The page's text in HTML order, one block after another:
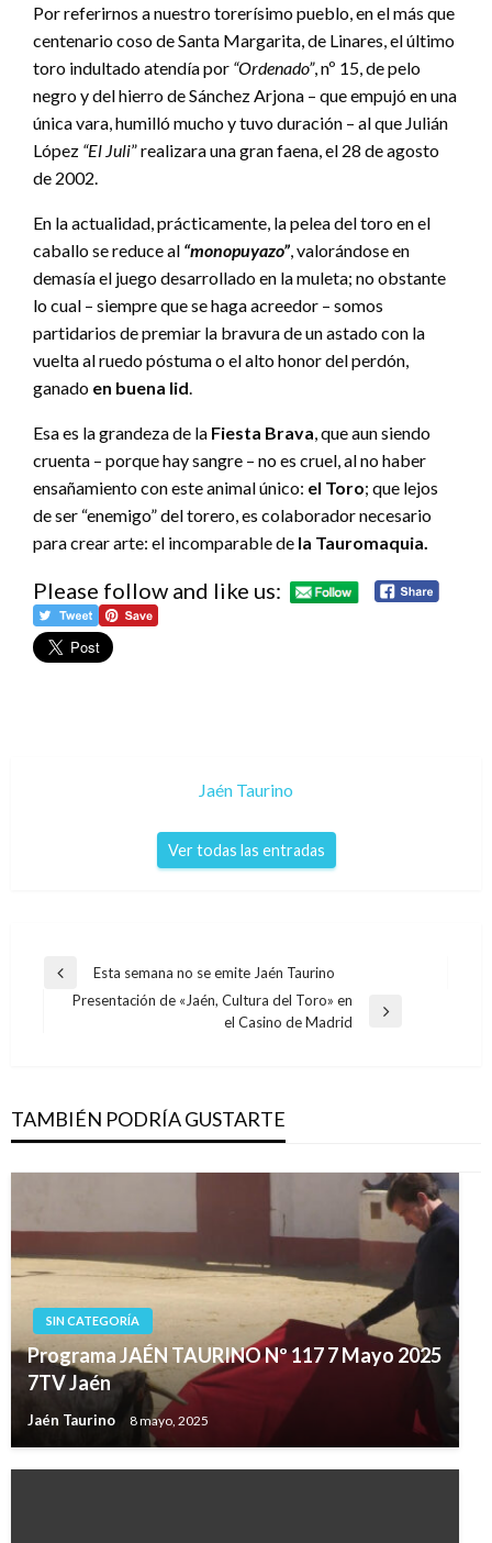
Por referirnos a nuestro torerísimo pueblo, en el más que
centenario coso de Santa Margarita, de Linares, el último
toro indultado atendía por “Ordenado”, nº 15, de pelo
negro y del hierro de Sánchez Arjona – que empujó en una
única vara, humilló mucho y tuvo duración – al que Julián
López “El Juli” realizara una gran faena, el 28 de agosto
de 2002.
En la actualidad, prácticamente, la pelea del toro en el
caballo se reduce al “monopuyazo” , valorándose en
demasía el juego desarrollado en la muleta; no obstante
lo cual – siempre que se haga acreedor – somos
partidarios de premiar la bravura de un astado con la
vuelta al ruedo póstuma o el alto honor del perdón,
ganado en buena lid
Esa es la grandeza de la Fiesta Brava , que aun siendo
cruenta – porque hay sangre – no es cruel, al no haber
ensañamiento con este animal único: el Toro; que lejos
de ser “enemigo” del torero, es colaborador necesario
para crear arte: el incomparable de la Tauromaquia.
Please follow and like us:
Jaén Taurino
Ver todas las entradas
Navegación
Entrada
anterior
Esta semana no se emite Jaén Taurino
Presentación de «Jaén, Cultura del Toro» en
el Casino de Madrid
TAMBIÉN PODRÍA GUSTARTE
SIN CATEGORÍA
Programa JAÉN TAURINO Nº 117 7 Mayo 2025
7TV Jaén
Jaén Taurino 8 mayo, 2025